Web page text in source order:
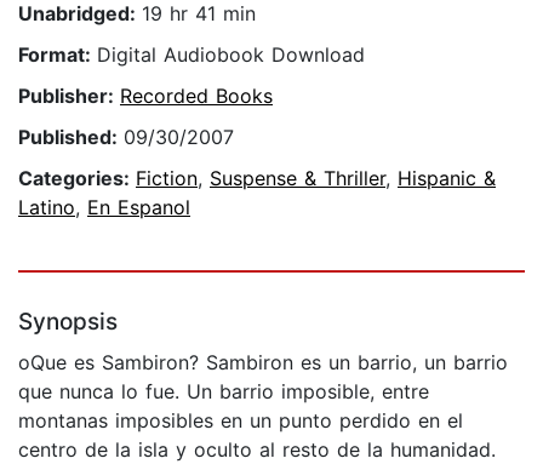
Unabridged: 19 hr 41 min
Format: Digital Audiobook Download
Publisher: Recorded Books
Published: 09/30/2007
Categories: Fiction, Suspense & Thriller, Hispanic &
Latino, En Espanol
Synopsis
oQue es Sambiron? Sambiron es un barrio, un barrio
que nunca lo fue. Un barrio imposible, entre
montanas imposibles en un punto perdido en el
centro de la isla y oculto al resto de la humanidad.